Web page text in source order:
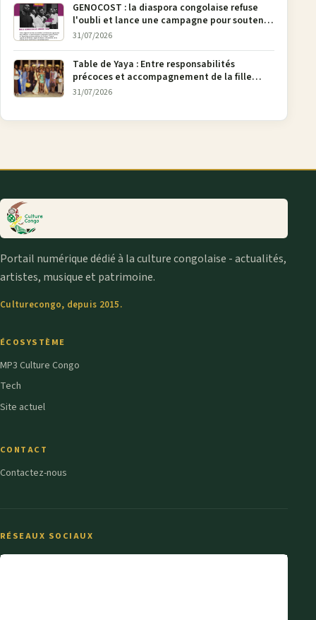
GENOCOST : la diaspora congolaise refuse
l'oubli et lance une campagne pour soutenir
la pétition FONAREV depuis Bruxelles
31/07/2026
Table de Yaya : Entre responsabilités
précoces et accompagnement de la fille
aînée, la diaspora en débat
31/07/2026
Portail numérique dédié à la culture congolaise - actualités,
artistes, musique et patrimoine.
Culturecongo, depuis 2015.
ÉCOSYSTÈME
MP3 Culture Congo
Tech
Site actuel
CONTACT
Contactez-nous
RÉSEAUX SOCIAUX